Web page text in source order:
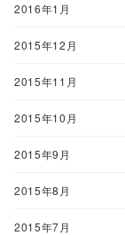
2016年1月
2015年12月
2015年11月
2015年10月
2015年9月
2015年8月
2015年7月